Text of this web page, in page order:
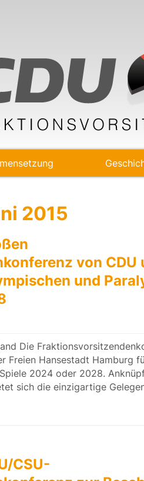
2015
von CDU
und
Die
Freien Hansestadt Hamburg
2024 oder 2028.
sich die einzigartige
CSU-